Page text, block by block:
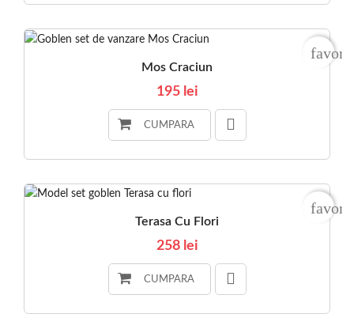
Mos Craciun
195 lei
CUMPARA
Terasa Cu Flori
258 lei
CUMPARA